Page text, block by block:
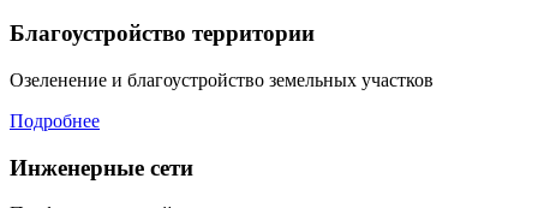
Благоустройство территории
Озеленение и благоустройство земельных участков
Подробнее
Инженерные сети